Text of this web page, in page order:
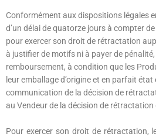
Conformément aux dispositions légales
d’un délai de quatorze jours à compter
pour exercer son droit de rétractation
à justifier de motifs ni à payer de pénalité,
remboursement, à condition que les
leur emballage d’origine et en parfait
communication de la décision de
au Vendeur de la décision de rétractation
Pour exercer son droit de rétractation,